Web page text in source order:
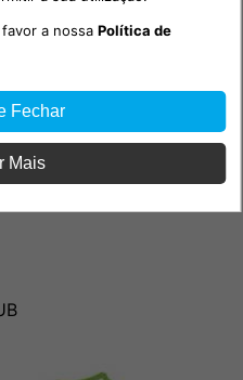
favor a nossaPolítica de
Fechar
Mais